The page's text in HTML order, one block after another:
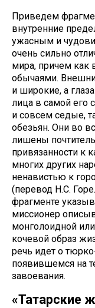
Приведем
внутренние
ужасным и
очень сильно
мира, причем как
обычаями.
и широкие, а
лица в самой его
и совсем седые,
обезьян. Они во
лишены
привязанности к
многих других
ненавистью к
(перевод Н.С.
фрагменте
миссионер
монголоидной
кочевой образ
речь идет о
появившемся на
завоевания.
«Татарские